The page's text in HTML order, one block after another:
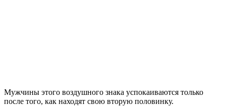
Мужчины этого воздушного знака успокаиваются только
после того, как находят свою вторую половинку.